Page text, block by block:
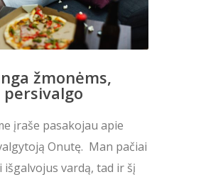
žmonėms,
įraše pasakojau apie
Onutę. Man pačiai
vardą, tad ir šį